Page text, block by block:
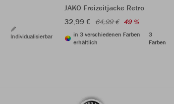
Individualisierbar
JAKO Freizeitjacke Retro
32,99 € 64,99 € 49 %
in 3 verschiedenen Farben
erhältlich
3
Farben